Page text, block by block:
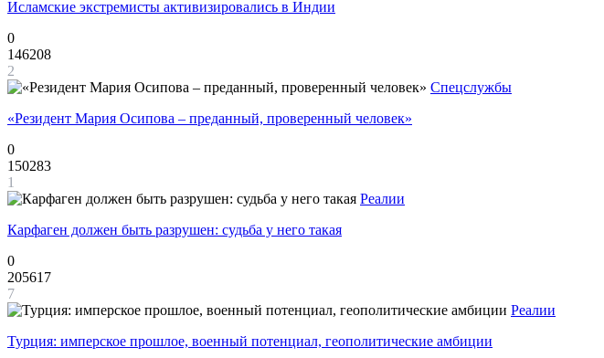
Исламские экстремисты активизировались в Индии
0
146208
2
Спецслужбы
«Резидент Мария Осипова – преданный, проверенный человек»
0
150283
1
Реалии
Карфаген должен быть разрушен: судьба у него такая
0
205617
7
Реалии
Турция: имперское прошлое, военный потенциал, геополитические амбиции